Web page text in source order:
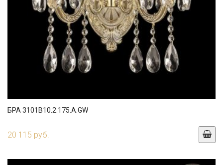
БРА 3101B10.2.175.A.GW
20 115 руб.